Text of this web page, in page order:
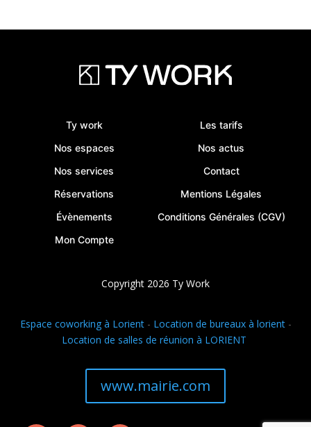
Ty work
Nos espaces
Nos services
Réservations
Évènements
Mon Compte
Les tarifs
Nos actus
Contact
Mentions Légales
Conditions Générales (CGV)
Copyright 2026 Ty Work
Espace coworking à Lorient- Location de bureaux à lorient-
Location de salles de réunion à LORIENT
www.mairie.com